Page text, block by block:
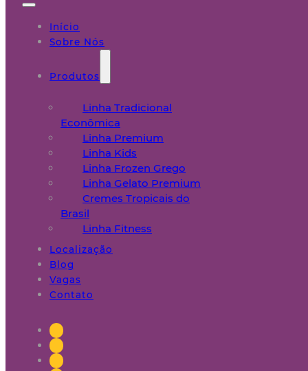
Início
Sobre Nós
Produtos
Linha Tradicional
Econômica
Linha Premium
Linha Kids
Linha Frozen Grego
Linha Gelato Premium
Cremes Tropicais do
Brasil
Linha Fitness
Localização
Blog
Vagas
Contato